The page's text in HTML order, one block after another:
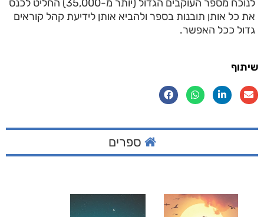
לנוכח מספר העוקבים הגדול (יותר מ-35,000) החליט לכנס
את כל אותן תובנות בספר ולהביא אותן לידיעת קהל קוראים
גדול ככל האפשר.
שיתוף
ספרים